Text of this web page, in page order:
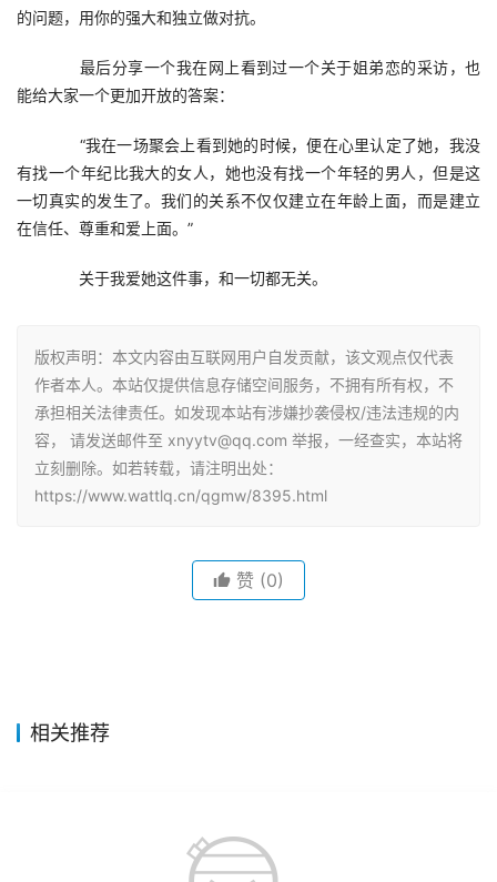
的问题，用你的强大和独立做对抗。
最后分享一个我在网上看到过一个关于姐弟恋的采访，也
能给大家一个更加开放的答案：
“我在一场聚会上看到她的时候，便在心里认定了她，我没
有找一个年纪比我大的女人，她也没有找一个年轻的男人，但是这
一切真实的发生了。我们的关系不仅仅建立在年龄上面，而是建立
在信任、尊重和爱上面。”
关于我爱她这件事，和一切都无关。
版权声明：本文内容由互联网用户自发贡献，该文观点仅代表
作者本人。本站仅提供信息存储空间服务，不拥有所有权，不
承担相关法律责任。如发现本站有涉嫌抄袭侵权/违法违规的内
容， 请发送邮件至 xnyytv@qq.com 举报，一经查实，本站将
立刻删除。如若转载，请注明出处：
https://www.wattlq.cn/qgmw/8395.html
赞 (0)
相关推荐